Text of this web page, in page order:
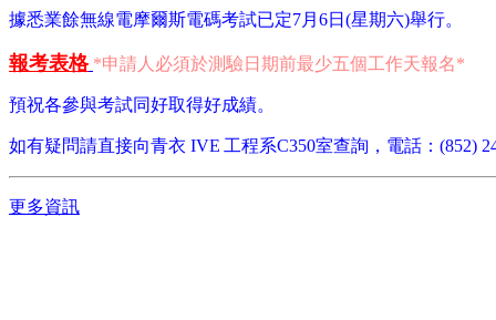
據悉業餘無線電摩爾斯電碼考試已定7月6日(星期六)舉行。
報考表格 *申請人必須於測驗日期前最少五個工作天報名*
預祝各參與考試同好取得好成績。
如有疑問請直接向青衣 IVE 工程系C350室查詢，電話：(852)
更多資訊